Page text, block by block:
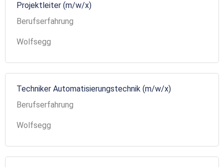
Projektleiter (m/w/x)
Berufserfahrung
Wolfsegg
Techniker Automatisierungstechnik (m/w/x)
Berufserfahrung
Wolfsegg